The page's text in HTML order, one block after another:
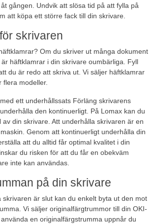
gången. Undvik att slösa tid på att fylla på
att köpa ett större fack till din skrivare.
skrivaren
Om du skriver ut många dokument
häftklamrar i din skrivare oumbärliga. Fyll
du är redo att skriva ut. Vi säljer häftklamrar
flera modeller.
ett underhållssats Förläng skrivarens
den kontinuerligt. På Lomax kan du
av din skrivare. Att underhålla skrivaren är en
Genom att kontinuerligt underhålla din
att du alltid får optimal kvalitet i din
du risken för att du får en obekväm
inte kan användas.
på din skrivare
skrivaren är slut kan du enkelt byta ut den mot
Vi säljer originalfärgtrummor till din OKI-
en originalfärgstrumma uppnår du